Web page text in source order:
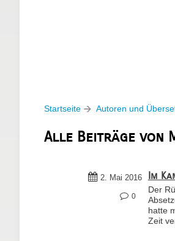
Startseite Autoren und
Alle Beiträge von
2. Mai 2016
0
Im
Der
hatte
Zeit